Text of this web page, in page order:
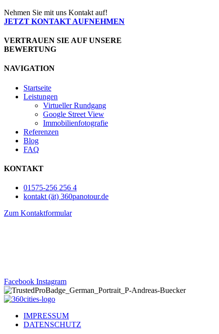
Nehmen Sie mit uns Kontakt auf!
JETZT KONTAKT AUFNEHMEN
VERTRAUEN SIE AUF UNSERE
BEWERTUNG
NAVIGATION
Startseite
Leistungen
Virtueller Rundgang
Google Street View
Immobilienfotografie
Referenzen
Blog
FAQ
KONTAKT
01575-256 256 4
kontakt (ät) 360panotour.de
Zum Kontaktformular
Facebook Instagram
IMPRESSUM
DATENSCHUTZ